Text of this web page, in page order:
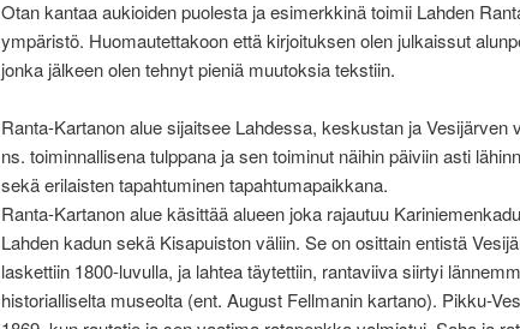
Otan kantaa aukioiden puolesta ja esimerkkinä toimii Lahden
ympäristö. Huomautettakoon että kirjoituksen olen julkaissut
jonka jälkeen olen tehnyt pieniä muutoksia tekstiin.
Ranta-Kartanon alue sijaitsee Lahdessa, keskustan ja Vesijärven
ns. toiminnallisena tulppana ja sen toiminut näihin päiviin asti
sekä erilaisten tapahtuminen tapahtumapaikkana.
Ranta-Kartanon alue käsittää alueen joka rajautuu
Lahden kadun sekä Kisapuiston väliin. Se on osittain entistä
laskettiin 1800-luvulla, ja lahtea täytettiin, rantaviiva siirtyi
historialliselta museolta (ent. August Fellmanin kartano). Pikku-